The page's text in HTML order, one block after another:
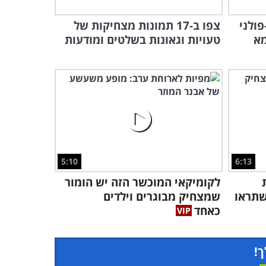
צפו ב-17 תמונות מצחיקות של
טעויות וגאונות בשלטים ומודעות
6:13
5:10
לקומיקאי המוכשר הזה יש הומור
שמצחיק מבוגרים וילדים
כאחד